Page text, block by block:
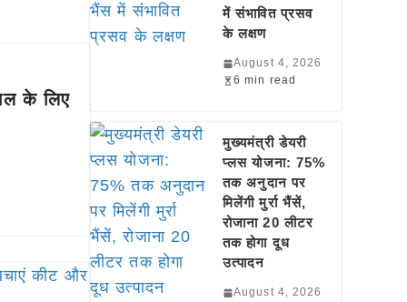
के लिए
में संभावित प्रसव
के लक्षण
August 4, 2026
6 min read
मुख्यमंत्री डेयरी
प्लस योजना: 75%
तक अनुदान पर
मिलेंगी मुर्रा भैंसें,
रोजाना 20 लीटर
तक होगा दूध
उत्पादन
August 4, 2026